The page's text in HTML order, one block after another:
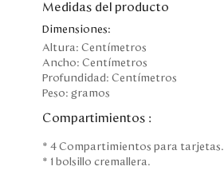
Medidas del producto
Dimensiones:
Altura:Centímetros
Ancho:Centímetros
Profundidad:Centímetros
Peso:gramos
Compartimientos :
* 4 Compartimientos para tarjetas.
* 1 bolsillo cremallera.